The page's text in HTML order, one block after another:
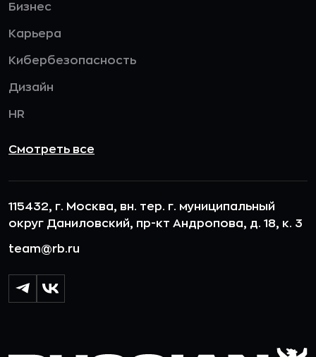
Бизнес
Карьера
Кибербезопасность
Дизайн
HR
Смотреть все
115432, г. Москва, вн. тер. г. муниципальный
округ Даниловский, пр-кт Андропова, д. 18, к. 3
team@rb.ru